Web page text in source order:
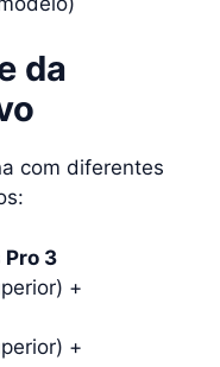
da
com diferentes
3
+
+